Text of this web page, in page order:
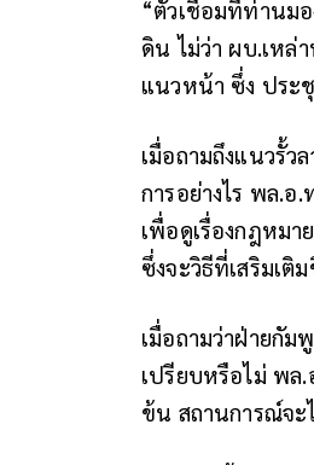
“ตัวเชื่อมที่ท่านม
ดิน ไม่ว่า ผบ.เหล่
แนวหน้า ซึ่ง ประ
เมื่อถามถึงแนวรั้ว
การอย่างไร พล.อ
เพื่อดูเรื่องกฎหม
ซึ่งจะวิธีที่เสริมเ
เมื่อถามว่าฝ่ายกัม
เปรียบหรือไม่ พล
ข้น สถานการณ์จะ